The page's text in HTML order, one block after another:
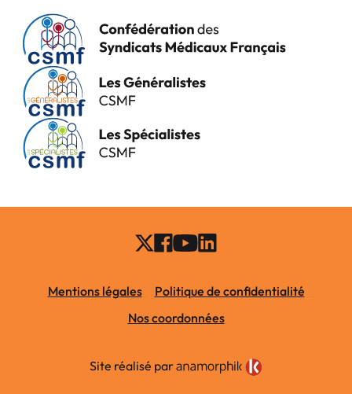
Mentions légales
Politique de confidentialité
Nos coordonnées
Site réalisé par